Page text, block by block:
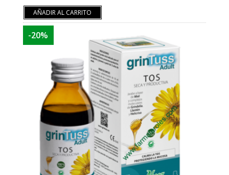
AÑADIR AL CARRITO
-20%